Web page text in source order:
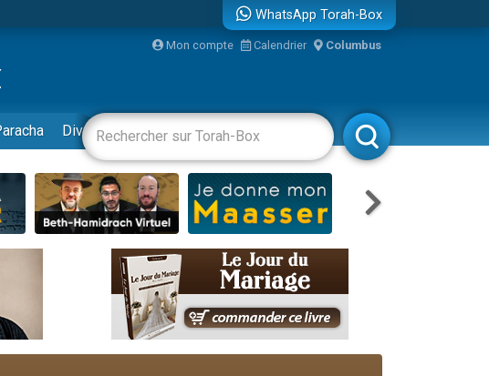
de violences...
Enfants
WhatsApp Torah-Box
Mon compte Calendrier Columbus
Divertissements Livres Rabbanim